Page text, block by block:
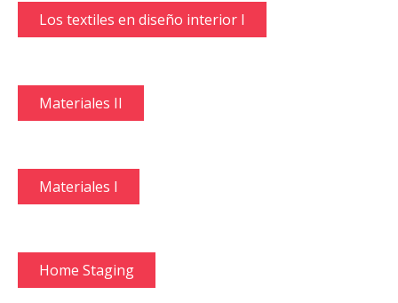
Los textiles en diseño interior I
Materiales II
Materiales I
Home Staging